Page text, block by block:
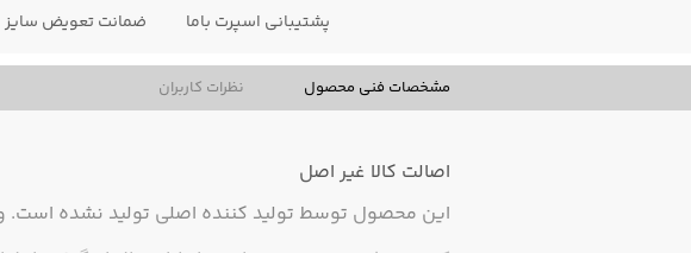
پشتیبانی اسپرت باما ضمانت تعویض سایز
مشخصات فنی محصول نظرات کاربران
اصالت کالا غیر اصل
این محصول توسط تولید کننده اصلی تولید نشده است. و